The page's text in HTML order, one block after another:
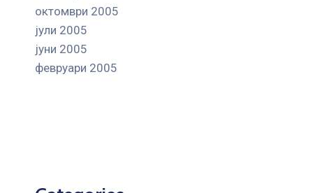
октомври 2005
јули 2005
јуни 2005
февруари 2005